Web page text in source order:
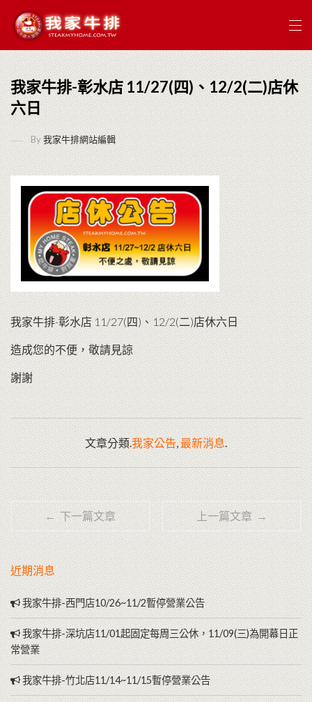
我家牛排-彰水店 11/27(四)、12/2(二)店休
六日
By我家牛排網站編輯
我家牛排-彰水店 11/27(四)、12/2(二)店休六日
造成您的不便，敬請見諒
謝謝
文章分類.我家公告 最新消息
← 下一篇文章 上一篇文章 →
近期消息
我家牛排-西門店10/26~11/2暫停營業公告
我家牛排-深坑店11/01起固定每周三公休，11/09(三)為開幕日正
常營業
我家牛排-竹北店11/14~11/15暫停營業公告